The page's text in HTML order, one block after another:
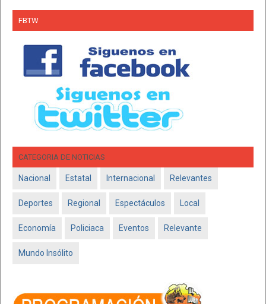
FBTW
CATEGORIA DE NOTICIAS
Nacional Estatal Internacional Relevantes
Deportes Regional Espectáculos Local
Economía Policiaca Eventos Relevante
Mundo Insólito